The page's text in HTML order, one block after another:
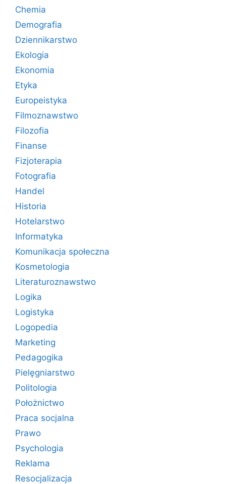
Chemia
Demografia
Dziennikarstwo
Ekologia
Ekonomia
Etyka
Europeistyka
Filmoznawstwo
Filozofia
Finanse
Fizjoterapia
Fotografia
Handel
Historia
Hotelarstwo
Informatyka
Komunikacja społeczna
Kosmetologia
Literaturoznawstwo
Logika
Logistyka
Logopedia
Marketing
Pedagogika
Pielęgniarstwo
Politologia
Położnictwo
Praca socjalna
Prawo
Psychologia
Reklama
Resocjalizacja